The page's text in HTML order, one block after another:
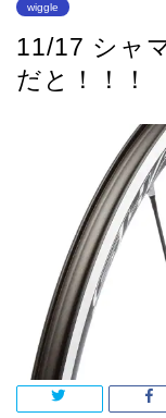
wiggle
11/17 シャ
だと！！！